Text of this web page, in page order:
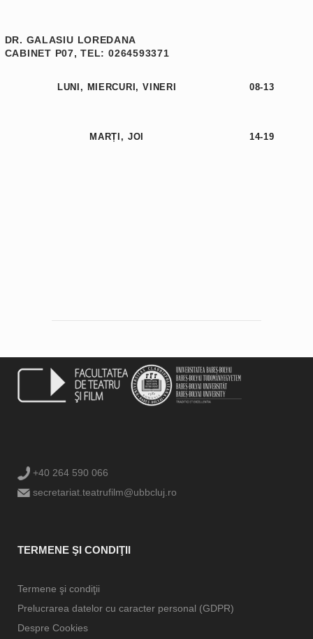
DR. GALASIU LOREDANA
CABINET P07, TEL: 0264593371
LUNI, MIERCURI, VINERI 08-13
MARȚI, JOI 14-19
+40 264 590 066
secretariat.teatrufilm@ubbcluj.ro
TERMENE ŞI CONDIŢII
Termene şi condiţii
Prelucrarea datelor cu caracter personal (GDPR)
Despre Cookies